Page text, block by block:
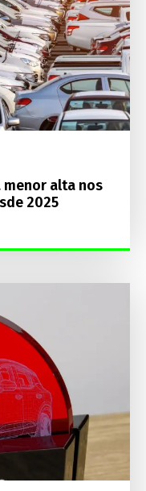
menor alta nos
2025